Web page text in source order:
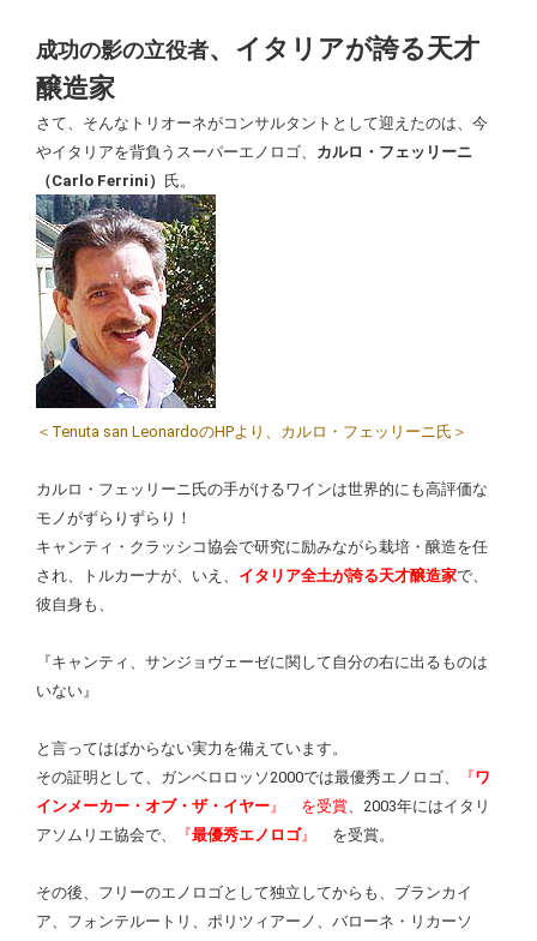
成功の影の立役者、イタリアが誇る天才
醸造家
さて、そんなトリオーネがコンサルタントとして迎えたのは、今
やイタリアを背負うスーパーエノロゴ、 カルロ・フェッリーニ
（Carlo Ferrini） 氏。
＜Tenuta san LeonardoのHPより、カルロ・フェッリーニ氏＞
カルロ・フェッリーニ氏の手がけるワインは世界的にも高評価な
モノがずらりずらり！
キャンティ・クラッシコ協会で研究に励みながら栽培・醸造を任
され、トルカーナが、いえ、 イタリア全土が誇る天才醸造家で、
彼自身も、
『キャンティ、サンジョヴェーゼに関して自分の右に出るものは
いない』
と言ってはばからない実力を備えています。
その証明として、ガンベロロッソ2000では最優秀エノロゴ、
『ワ
インメーカー・オブ・ザ・イヤー』 を受賞、2003年にはイタリ
アソムリエ協会で、
『最優秀エノロゴ』 を受賞。
その後、フリーのエノロゴとして独立してからも、ブランカイ
ア、フォンテルートリ、ポリツィアーノ、バローネ・リカーソ